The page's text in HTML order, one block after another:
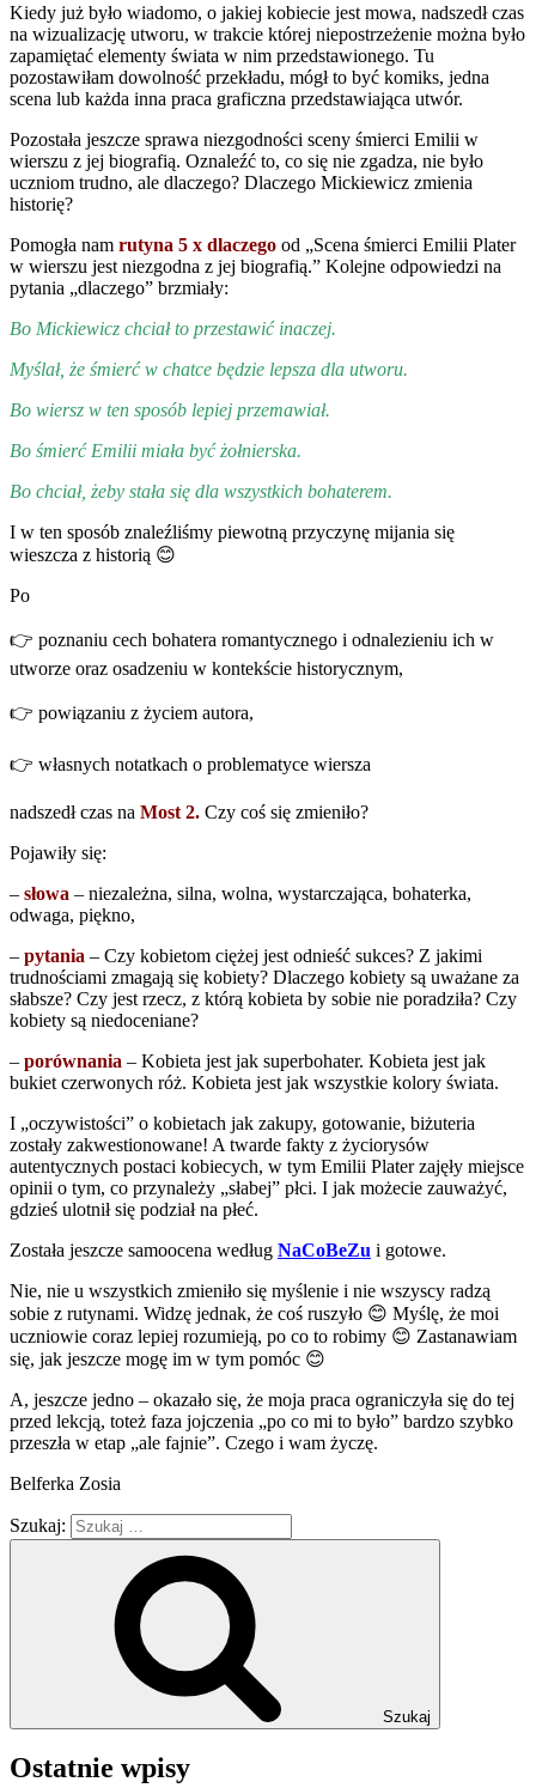
Kiedy już było wiadomo, o jakiej kobiecie jest mowa, nadszedł czas
na wizualizację utworu, w trakcie której niepostrzeżenie można było
zapamiętać elementy świata w nim przedstawionego. Tu
pozostawiłam dowolność przekładu, mógł to być komiks, jedna
scena lub każda inna praca graficzna przedstawiająca utwór.
Pozostała jeszcze sprawa niezgodności sceny śmierci Emilii w
wierszu z jej biografią. Oznaleźć to, co się nie zgadza, nie było
uczniom trudno, ale dlaczego? Dlaczego Mickiewicz zmienia
historię?
Pomogła nam rutyna 5 x dlaczego od „Scena śmierci Emilii Plater
w wierszu jest niezgodna z jej biografią.” Kolejne odpowiedzi na
pytania „dlaczego” brzmiały:
Bo Mickiewicz chciał to przestawić inaczej.
Myślał, że śmierć w chatce będzie lepsza dla utworu.
Bo wiersz w ten sposób lepiej przemawiał.
Bo śmierć Emilii miała być żołnierska.
Bo chciał, żeby stała się dla wszystkich bohaterem.
I w ten sposób znaleźliśmy piewotną przyczynę mijania się
wieszcza z historią 😊
Po
👉 poznaniu cech bohatera romantycznego i odnalezieniu ich w
utworze oraz osadzeniu w kontekście historycznym,
👉 powiązaniu z życiem autora,
👉 własnych notatkach o problematyce wiersza
nadszedł czas na Most 2. Czy coś się zmieniło?
Pojawiły się:
– słowa – niezależna, silna, wolna, wystarczająca, bohaterka,
odwaga, piękno,
– pytania – Czy kobietom ciężej jest odnieść sukces? Z jakimi
trudnościami zmagają się kobiety? Dlaczego kobiety są uważane za
słabsze? Czy jest rzecz, z którą kobieta by sobie nie poradziła? Czy
kobiety są niedoceniane?
– porównania – Kobieta jest jak superbohater. Kobieta jest jak
bukiet czerwonych róż. Kobieta jest jak wszystkie kolory świata.
I „oczywistości” o kobietach jak zakupy, gotowanie, biżuteria
zostały zakwestionowane! A twarde fakty z życiorysów
autentycznych postaci kobiecych, w tym Emilii Plater zajęły miejsce
opinii o tym, co przynależy „słabej” płci. I jak możecie zauważyć,
gdzieś ulotnił się podział na płeć.
Została jeszcze samoocena według NaCoBeZu i gotowe.
Nie, nie u wszystkich zmieniło się myślenie i nie wszyscy radzą
sobie z rutynami. Widzę jednak, że coś ruszyło 😊 Myślę, że moi
uczniowie coraz lepiej rozumieją, po co to robimy 😊 Zastanawiam
się, jak jeszcze mogę im w tym pomóc 😊
A, jeszcze jedno – okazało się, że moja praca ograniczyła się do tej
przed lekcją, toteż faza jojczenia „po co mi to było” bardzo szybko
przeszła w etap „ale fajnie”. Czego i wam życzę.
Belferka Zosia
Szukaj:
Szukaj
Ostatnie wpisy